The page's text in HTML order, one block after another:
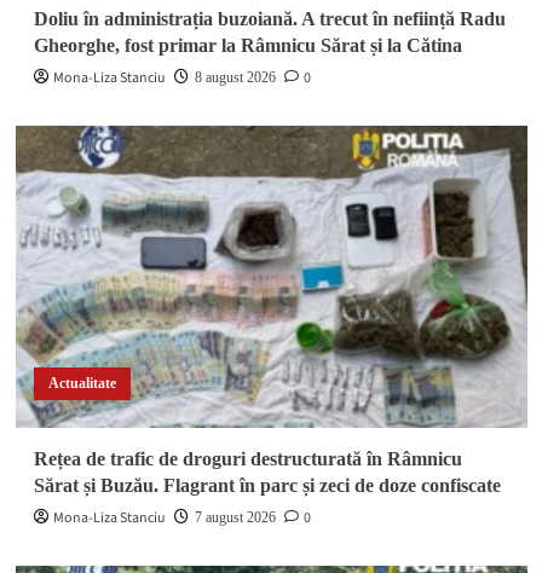
Doliu în administrația buzoiană. A trecut în neființă Radu
Gheorghe, fost primar la Râmnicu Sărat și la Cătina
Mona-Liza Stanciu
8 august 2026 0
Actualitate
Rețea de trafic de droguri destructurată în Râmnicu
Sărat și Buzău. Flagrant în parc și zeci de doze confiscate
Mona-Liza Stanciu
7 august 2026 0